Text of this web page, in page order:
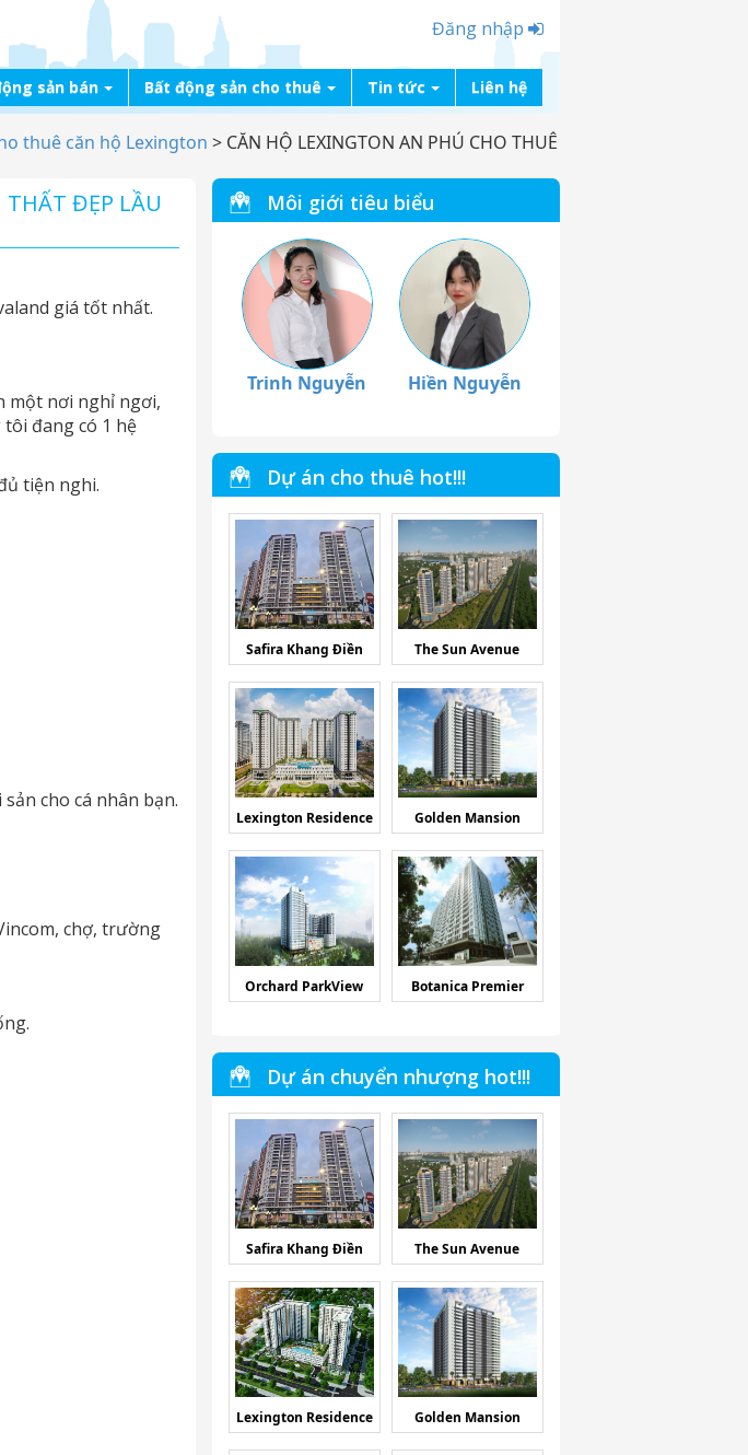
Đăng nhập
sản bán Bất động sản cho thuê Tin tức Liên hệ
thuê căn hộ Lexington > CĂN HỘ LEXINGTON AN PHÚ CHO THUÊ
THẤT ĐẸP LẦU
giá tốt nhất.
một nơi nghỉ ngơi,
đang có 1 hệ
tiện nghi.
cho cá nhân bạn.
chợ, trường
Môi giới tiêu biểu
Trinh Nguyễn Hiền Nguyễn
Dự án cho thuê hot!!!
Safira Khang Điền The Sun Avenue
Lexington Residence Golden Mansion
Orchard ParkView Botanica Premier
Dự án chuyển nhượng hot!!!
Safira Khang Điền The Sun Avenue
Lexington Residence Golden Mansion